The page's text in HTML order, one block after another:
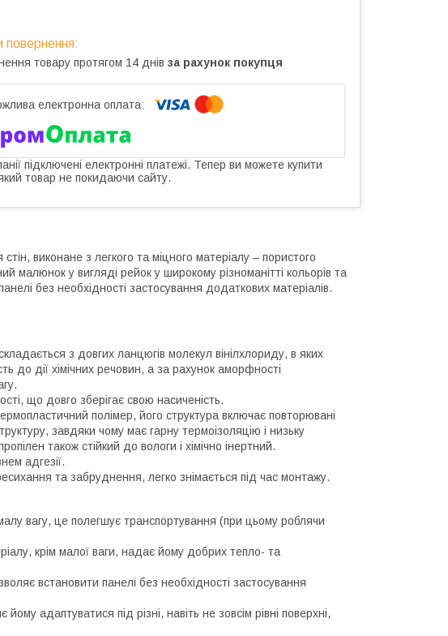
товару протягом 14 днів за рахунок покупця
підключені електронні платежі. Тепер ви можете купити
товар не покидаючи сайту.
виконане з легкого та міцного матеріалу – пористого
малюнок у вигляді рейок у широкому різноманітті кольорів та
без необхідності застосування додаткових матеріалів.
з довгих ланцюгів молекул вінілхлориду, в яких
до дії хімічних речовин, а за рахунок аморфності
що довго зберігає свою насиченість.
полімер, його структура включає повторювані
завдяки чому має гарну термоізоляцію і низьку
також стійкий до вологи і хімічно інертний.
адгезії.
та забруднення, легко знімається під час монтажу.
вагу, це полегшує транспортування (при цьому роблячи
крім малої ваги, надає йому добрих тепло- та
встановити панелі без необхідності застосування
йому адаптуватися під різні, навіть не зовсім рівні поверхні,